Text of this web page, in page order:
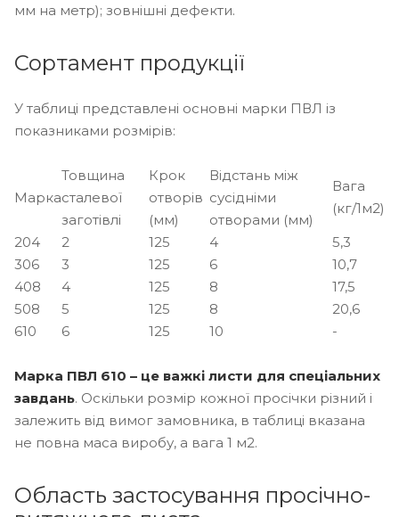
мм на метр); зовнішні дефекти.
Сортамент продукції
У таблиці представлені основні марки ПВЛ із
показниками розмірів:
Марка
Товщина
сталевої
заготівлі
Крок
отворів
(мм)
Відстань між
сусідніми
отворами (мм)
Вага
(кг/1м2)
204
2 125 4
5,3
306
3 125 6
10,7
408
4 125 8
17,5
508
5 125 8
20,6
610
6 125 10 -
Марка ПВЛ 610 – це важкі листи для спеціальних
завдань. Оскільки розмір кожної просічки різний і
залежить від вимог замовника, в таблиці вказана
не повна маса виробу, а вага 1 м2.
Область застосування просічно-